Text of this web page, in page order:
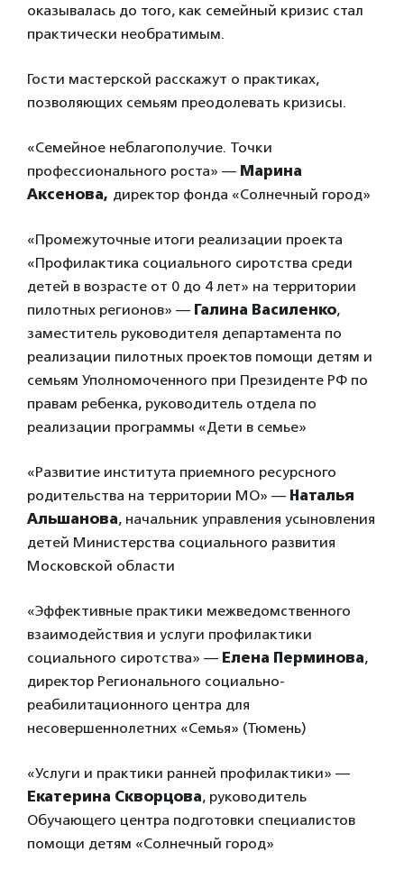
оказывалась до того, как семейный кризис стал
практически необратимым.
Гости мастерской расскажут о практиках,
позволяющих семьям преодолевать кризисы.
«Семейное неблагополучие. Точки
профессионального роста» — Марина
Аксенова, директор фонда «Солнечный город»
«Промежуточные итоги реализации проекта
«Профилактика социального сиротства среди
детей в возрасте от 0 до 4 лет» на территории
пилотных регионов» — Галина Василенко,
заместитель руководителя департамента по
реализации пилотных проектов помощи детям и
семьям Уполномоченного при Президенте РФ по
правам ребенка, руководитель отдела по
реализации программы «Дети в семье»
«Развитие института приемного ресурсного
родительства на территории МО» — Наталья
Альшанова, начальник управления усыновления
детей Министерства социального развития
Московской области
«Эффективные практики межведомственного
взаимодействия и услуги профилактики
социального сиротства» — Елена Перминова,
директор Регионального социально-
реабилитационного центра для
несовершеннолетних «Семья» (Тюмень)
«Услуги и практики ранней профилактики» —
Екатерина Скворцова, руководитель
Обучающего центра подготовки специалистов
помощи детям «Солнечный город»